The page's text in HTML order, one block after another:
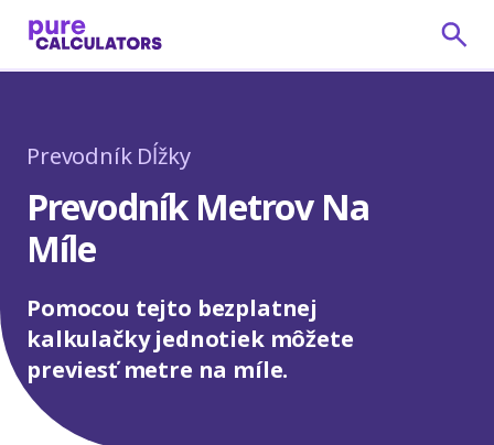
Prevodník Dĺžky
Prevodník Metrov Na
Míle
Pomocou tejto bezplatnej
kalkulačky jednotiek môžete
previesť metre na míle.